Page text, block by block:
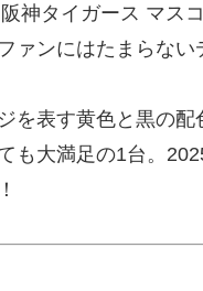
神タイガース マス
ンにはたまらない
を表す黄色と黒の
大満足の1台。